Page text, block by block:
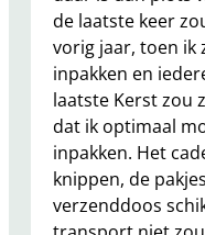
de laatste keer
vorig jaar, toen ik
inpakken en
laatste Kerst zou
dat ik optimaal
inpakken. Het
knippen, de
verzenddoos